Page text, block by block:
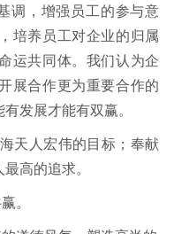
调，增强员工的参与意
培养员工对企业的归属
运共同体。我们认为企
展合作更为重要合作的
发展才能有双赢。
天人宏伟的目标；奉献
高的追求。
。